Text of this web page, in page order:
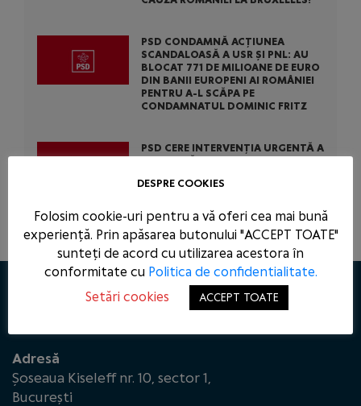
PSD CONDAMNĂ ACȚIUNEA
SCANDALOASĂ A USR ȘI PNL: AU
BLOCAT 771 DE MILIOANE DE EURO
DIN BANII EUROPENI AI ROMÂNIEI
PENTRU A-L SCĂPA PE
CONDAMNATUL DOMINIC FRITZ
PSD CERE INTERVENȚIA URGENTĂ A
DE USR ÎN TENTATIVA DE A-L SALVA
Adresă
Șoseaua Kiseleff nr. 10, sector 1,
București
DESPRE COOKIES
Folosim cookie-uri pentru a vă oferi cea mai bună
experiență. Prin apăsarea butonului "ACCEPT TOATE"
sunteți de acord cu utilizarea acestora în
conformitate cu Politica de confidentialitate.
Setări cookies
ACCEPT TOATE